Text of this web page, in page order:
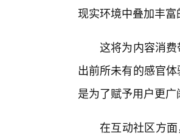
现实环境中叠加丰
这将为内容消
出前所未有的感官
是为了赋予用户更
在互动社区方